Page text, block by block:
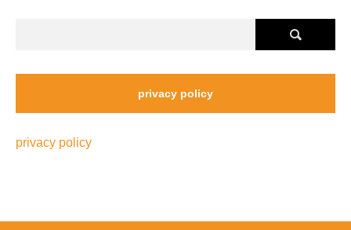
privacy policy
privacy policy